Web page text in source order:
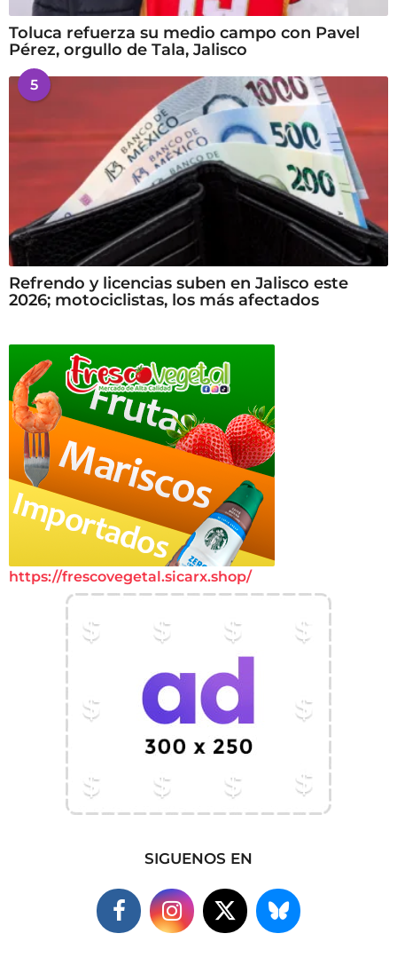
Toluca refuerza su medio campo con Pavel
Pérez, orgullo de Tala, Jalisco
5
Refrendo y licencias suben en Jalisco este
2026; motociclistas, los más afectados
https://frescovegetal.sicarx.shop/
SIGUENOS EN